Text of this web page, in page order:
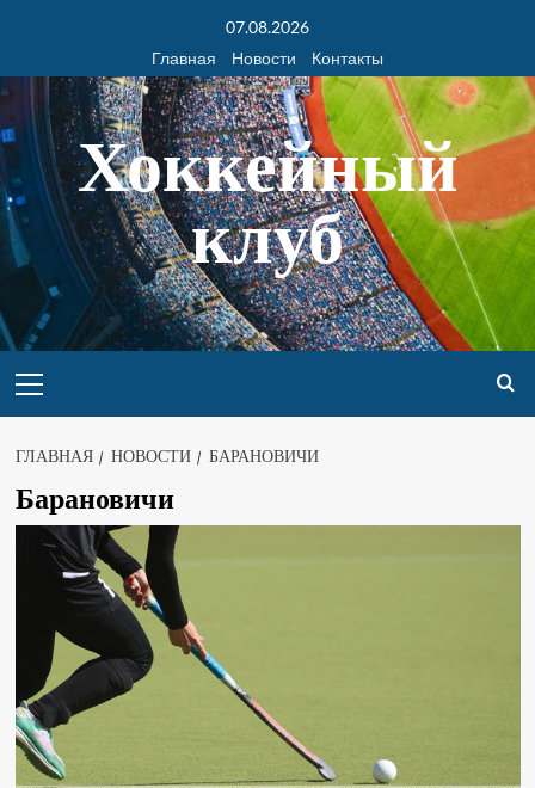
07.08.2026
Главная
Новости Контакты
Хоккейный
клуб
ГЛАВНАЯ НОВОСТИ БАРАНОВИЧИ
Барановичи